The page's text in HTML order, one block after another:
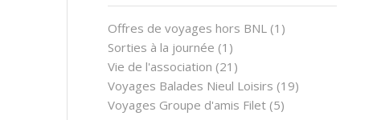
Offres de voyages hors BNL (1)
Sorties à la journée (1)
Vie de l'association (21)
Voyages Balades Nieul Loisirs (19)
Voyages Groupe d'amis Filet (5)